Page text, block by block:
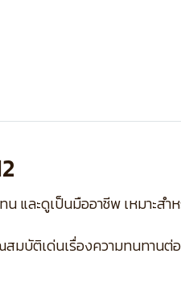
ละดูเป็นมืออาชีพ เหมาะสำ
บัติเด่นเรื่องความทนทานต่อ